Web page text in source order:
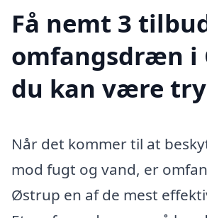
Få nemt 3
omfangsdræn i
du kan være
Når det kommer til at
mod fugt og vand, er
Østrup en af de mest